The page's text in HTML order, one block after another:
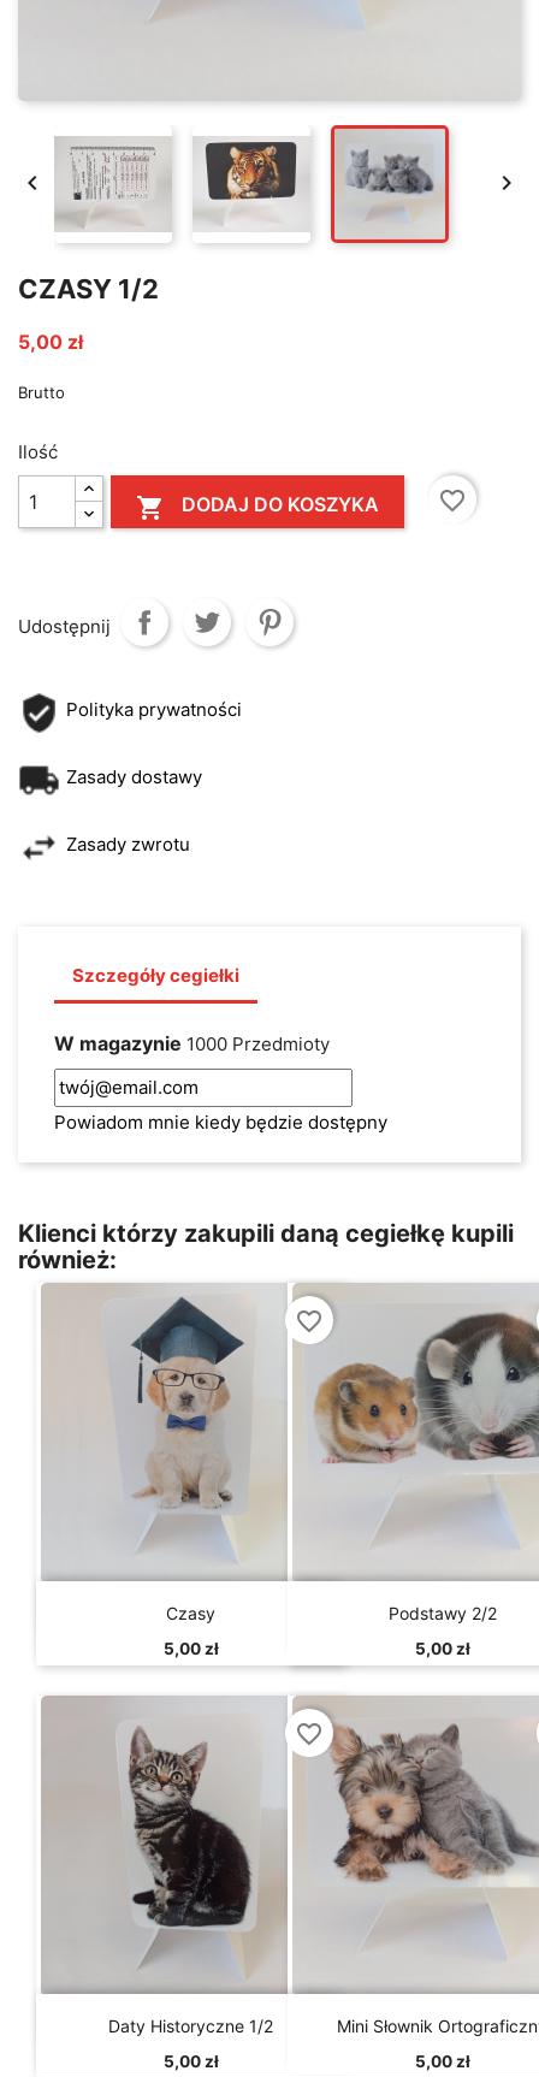
 
CZASY 1/2
5,00 zł
Brutto
Ilość
 DODAJ DO KOSZYKA favorite_border
Udostępnij
Polityka prywatności
Zasady dostawy
Zasady zwrotu
Szczegóły cegiełki
W magazynie 1000 Przedmioty
Powiadom mnie kiedy będzie dostępny
Klienci którzy zakupili daną cegiełkę kupili
również:
Szybki podgląd
Czasy
5,00 zł
favorite_border
Szybki podgląd
Podstawy 2/2
5,00 zł
Szybki podgląd
Daty Historyczne 1/2
5,00 zł
favorite_border
Szybki podgląd
Mini Słownik
5,00 zł